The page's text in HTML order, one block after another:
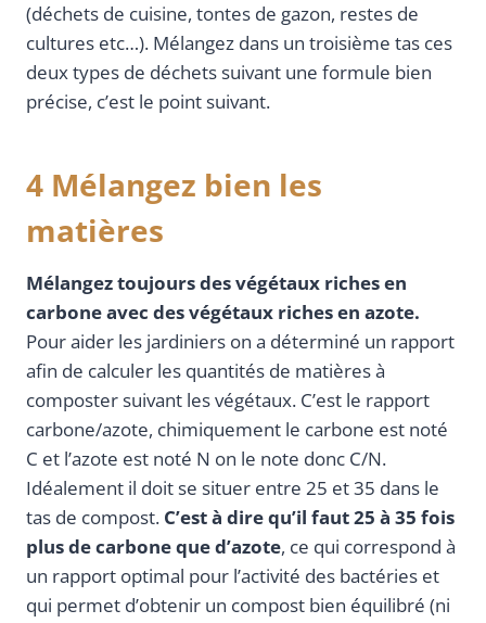
(déchets de cuisine, tontes de gazon, restes de
cultures etc…). Mélangez dans un troisième tas ces
deux types de déchets suivant une formule bien
précise, c’est le point suivant.
4 Mélangez bien les
matières
Mélangez toujours des végétaux riches en
carbone avec des végétaux riches en azote.
Pour aider les jardiniers on a déterminé un rapport
afin de calculer les quantités de matières à
composter suivant les végétaux. C’est le rapport
carbone/azote, chimiquement le carbone est noté
C et l’azote est noté N on le note donc C/N.
Idéalement il doit se situer entre 25 et 35 dans le
tas de compost. C’est à dire qu’il faut 25 à 35 fois
plus de carbone que d’azote, ce qui correspond à
un rapport optimal pour l’activité des bactéries et
qui permet d’obtenir un compost bien équilibré (ni